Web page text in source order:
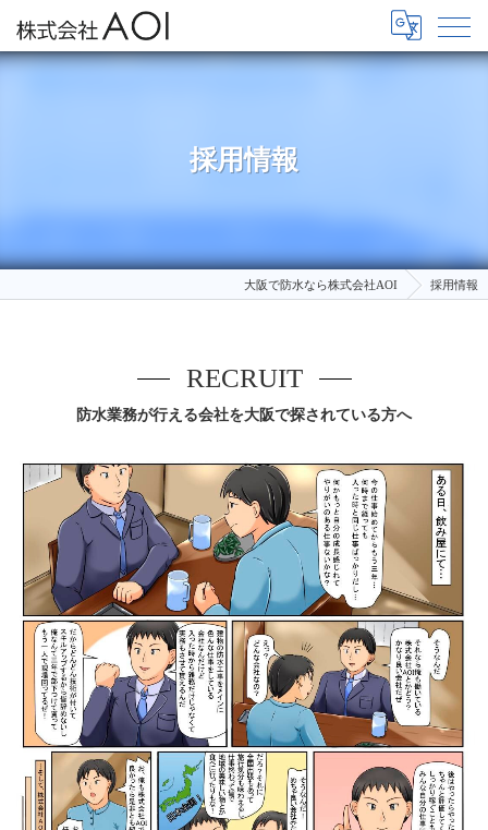
採用情報
大阪で防水なら株式会社AOI 採用情報
防水業務が行える会社を大阪で探されている方へ
RECRUIT